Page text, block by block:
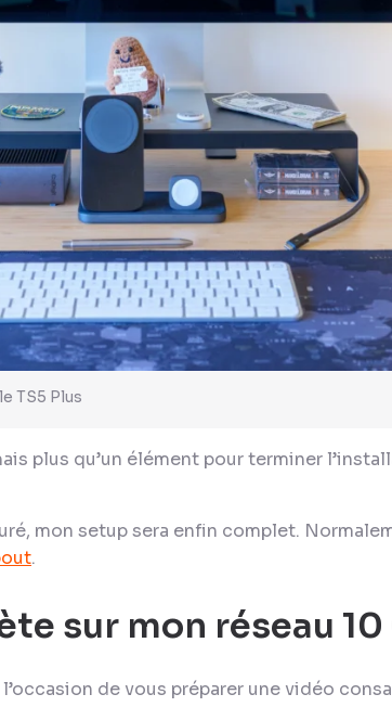
TS5 Plus
plus qu’un élément pour terminer
mon setup sera enfin complet.
.
sur mon réseau 10
de vous préparer une vidéo